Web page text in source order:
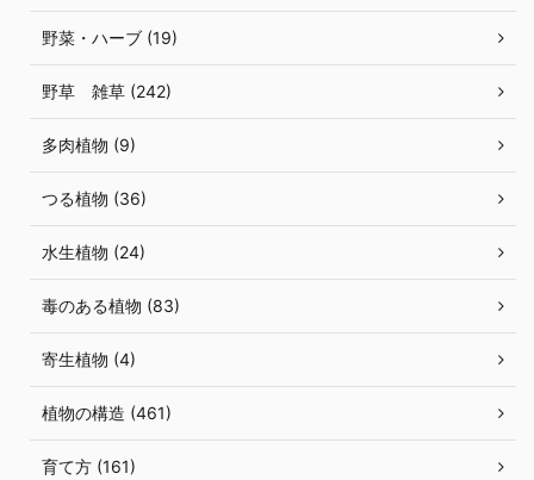
野菜・ハーブ (19)
野草 雑草 (242)
多肉植物 (9)
つる植物 (36)
水生植物 (24)
毒のある植物 (83)
寄生植物 (4)
植物の構造 (461)
育て方 (161)